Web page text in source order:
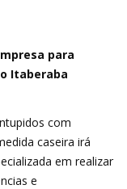
para
Itaberaba
com
caseira irá
em realizar
e